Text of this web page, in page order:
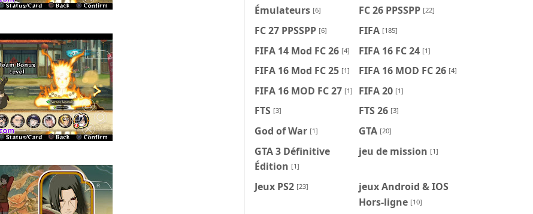
Émulateurs [6] FC 26 PPSSPP [22]
FC 27 PPSSPP [6] FIFA [185]
FIFA 14 Mod FC 26 [4] FIFA 16 FC 24 [1]
FIFA 16 Mod FC 25 [1] FIFA 16 MOD FC 26 [4]
FIFA 16 MOD FC 27 [1] FIFA 20 [1]
FTS [3] FTS 26 [3]
God of War [1] GTA [20]
GTA 3 Définitive
Édition [1]
jeu de mission [1]
Jeux PS2 [23]
jeux Android & IOS
Hors-ligne [10]